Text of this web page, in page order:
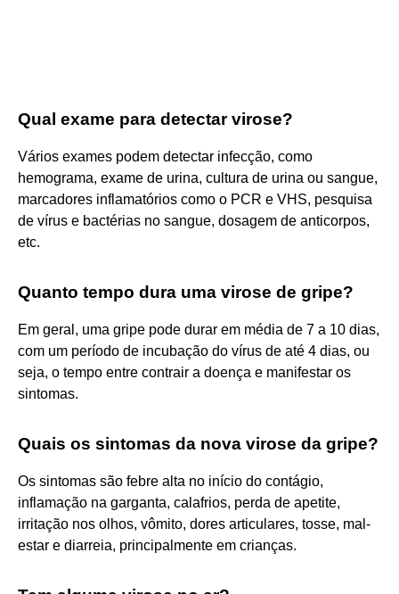
Qual exame para detectar virose?
Vários exames podem detectar infecção, como
hemograma, exame de urina, cultura de urina ou sangue,
marcadores inflamatórios como o PCR e VHS, pesquisa
de vírus e bactérias no sangue, dosagem de anticorpos,
etc.
Quanto tempo dura uma virose de gripe?
Em geral, uma gripe pode durar em média de 7 a 10 dias,
com um período de incubação do vírus de até 4 dias, ou
seja, o tempo entre contrair a doença e manifestar os
sintomas.
Quais os sintomas da nova virose da gripe?
Os sintomas são febre alta no início do contágio,
inflamação na garganta, calafrios, perda de apetite,
irritação nos olhos, vômito, dores articulares, tosse, mal-
estar e diarreia, principalmente em crianças.